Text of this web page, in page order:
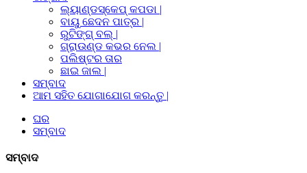
ଲ୍ୟାଣ୍ଡସ୍କେପ୍ କପଡା |
ବାୟୁ ଛେଦନ ପାତ୍ର |
ରୁଟିଙ୍ଗ୍ ବଲ୍ |
ଗ୍ରାଉଣ୍ଡ କଭର ନେଲ |
ପଲିଷ୍ଟର ତାର
ଛାଇ ଜାଲ |
ସମ୍ବାଦ
ଆମ ସହିତ ଯୋଗାଯୋଗ କରନ୍ତୁ |
ଘର
ସମ୍ବାଦ
ସମ୍ବାଦ